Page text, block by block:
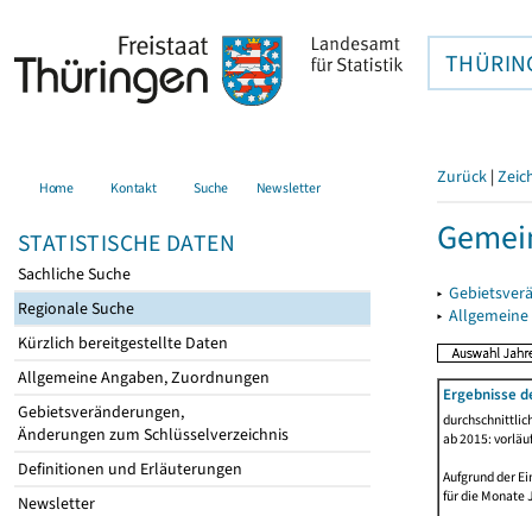
Home Kontakt Suche Newsletter
STATISTISCHE DATEN
Sachliche Suche
Regionale Suche
Kürzlich bereitgestellte Daten
Allgemeine Angaben, Zuordnungen
Gebietsveränderungen,
Änderungen zum Schlüsselverzeichnis
Definitionen und Erläuterungen
Newsletter
Zurück |
▸
▸
Ergebnisse
ab 2015:
Aufgrund der
für die Monate